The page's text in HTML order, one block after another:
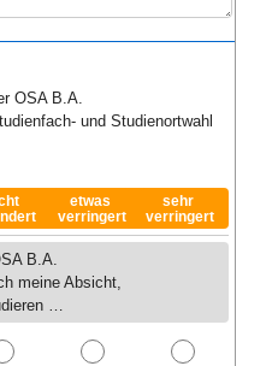
OSA B.A.
und Studienortwahl
etwas
verringert
sehr
verringert
B.A.
meine Absicht,
…